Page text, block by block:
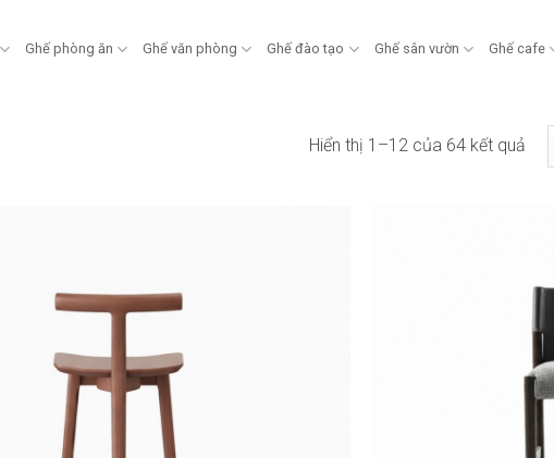
Ghế phòng ăn Ghế văn phòng Ghế đào tạo Ghế sân vườn Ghế cafe
Hiển thị 1–12 của 64 kết quảĐã
sắp